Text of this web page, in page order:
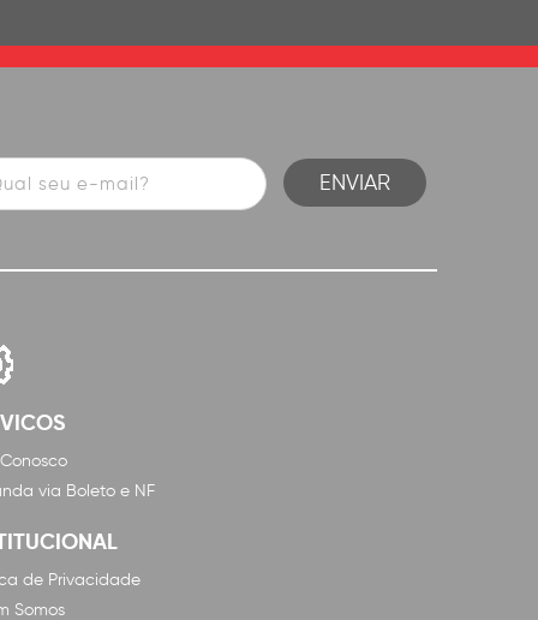
via Boleto e NF
de Privacidade
Somos